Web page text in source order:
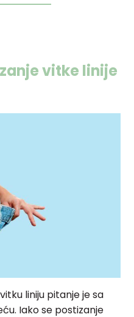
vitke linije
liniju pitanje je sa
Iako se postizanje